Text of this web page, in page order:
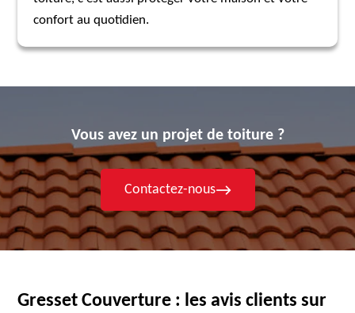
confort au quotidien.
Vous avez un projet de toiture ?
Contactez-nous
Gresset Couverture : les avis clients sur